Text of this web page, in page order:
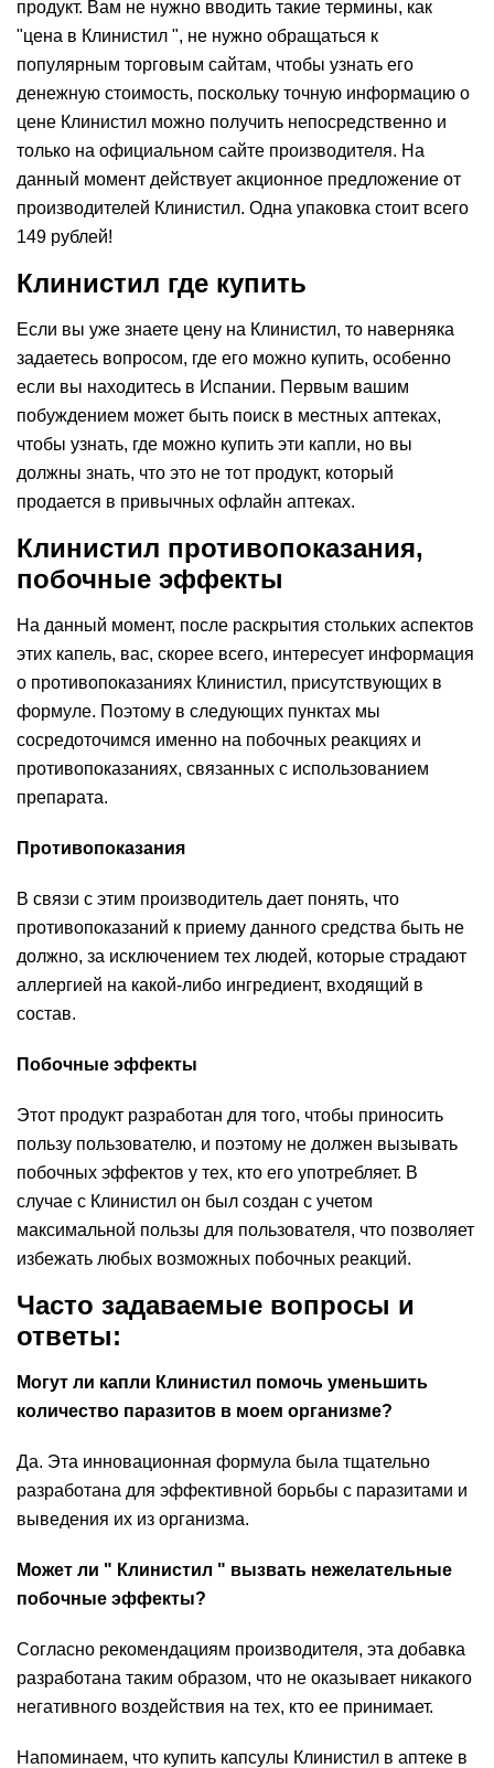
продукт. Вам не нужно вводить такие термины, как
"цена в Клинистил ", не нужно обращаться к
популярным торговым сайтам, чтобы узнать его
денежную стоимость, поскольку точную информацию о
цене Клинистил можно получить непосредственно и
только на официальном сайте производителя. На
данный момент действует акционное предложение от
производителей Клинистил. Одна упаковка стоит всего
149 рублей!
Клинистил где купить
Если вы уже знаете цену на Клинистил, то наверняка
задаетесь вопросом, где его можно купить, особенно
если вы находитесь в Испании. Первым вашим
побуждением может быть поиск в местных аптеках,
чтобы узнать, где можно купить эти капли, но вы
должны знать, что это не тот продукт, который
продается в привычных офлайн аптеках.
Клинистил противопоказания,
побочные эффекты
На данный момент, после раскрытия стольких аспектов
этих капель, вас, скорее всего, интересует информация
о противопоказаниях Клинистил, присутствующих в
формуле. Поэтому в следующих пунктах мы
сосредоточимся именно на побочных реакциях и
противопоказаниях, связанных с использованием
препарата.
Противопоказания
В связи с этим производитель дает понять, что
противопоказаний к приему данного средства быть не
должно, за исключением тех людей, которые страдают
аллергией на какой-либо ингредиент, входящий в
состав.
Побочные эффекты
Этот продукт разработан для того, чтобы приносить
пользу пользователю, и поэтому не должен вызывать
побочных эффектов у тех, кто его употребляет. В
случае с Клинистил он был создан с учетом
максимальной пользы для пользователя, что позволяет
избежать любых возможных побочных реакций.
Часто задаваемые вопросы и
ответы:
Могут ли капли Клинистил помочь уменьшить
количество паразитов в моем организме?
Да. Эта инновационная формула была тщательно
разработана для эффективной борьбы с паразитами и
выведения их из организма.
Может ли " Клинистил " вызвать нежелательные
побочные эффекты?
Согласно рекомендациям производителя, эта добавка
разработана таким образом, что не оказывает никакого
негативного воздействия на тех, кто ее принимает.
Напоминаем, что купить капсулы Клинистил в аптеке в